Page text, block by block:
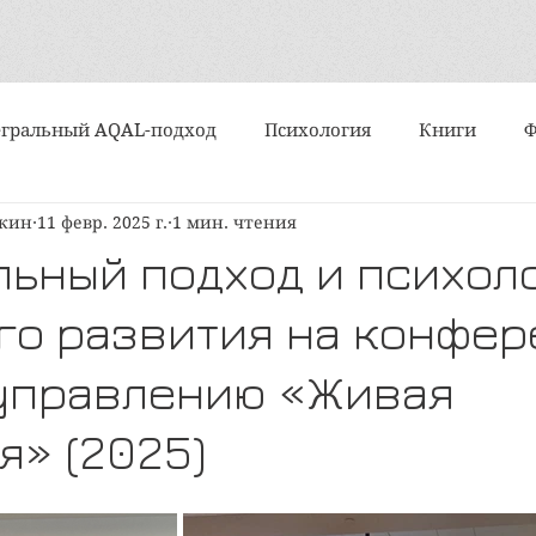
AQAL-подход Психология Книги
События Интервью
Медитация и
и типологии
Организационное развитие
подход и
развития на
«Живая
(2025)
11 февр. 2025 г. 1 мин. чтения